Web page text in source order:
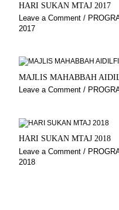
HARI SUKAN MTAJ 2017
Leave a Comment /
2017
MAJLIS MAHABBAH
Leave a Comment /
HARI SUKAN MTAJ 2018
Leave a Comment /
2018